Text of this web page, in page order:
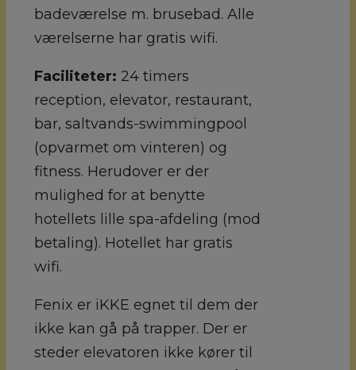
badeværelse m. brusebad. Alle
værelserne har gratis wifi.
Faciliteter: 24 timers
reception, elevator, restaurant,
bar, saltvands-swimmingpool
(opvarmet om vinteren) og
fitness. Herudover er der
mulighed for at benytte
hotellets lille spa-afdeling (mod
betaling). Hotellet har gratis
wifi.
Fenix er iKKE egnet til dem der
ikke kan gå på trapper. Der er
steder elevatoren ikke kører til